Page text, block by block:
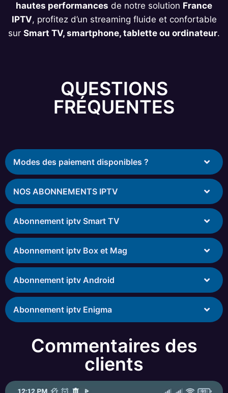
hautes performances de notre solution France
IPTV, profitez d’un streaming fluide et confortable
sur Smart TV, smartphone, tablette ou ordinateur.
QUESTIONS
FRÉQUENTES
Modes des paiement disponibles ?
NOS ABONNEMENTS IPTV
Abonnement iptv Smart TV
Abonnement iptv Box et Mag
Abonnement iptv Android
Abonnement iptv Enigma
Commentaires des
clients